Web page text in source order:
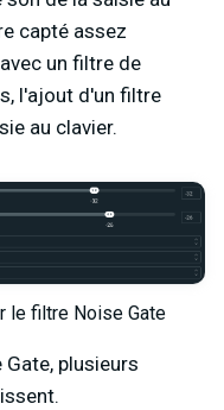
capté assez
un filtre de
l'ajout d'un filtre
au clavier.
le filtre Noise Gate
plusieurs